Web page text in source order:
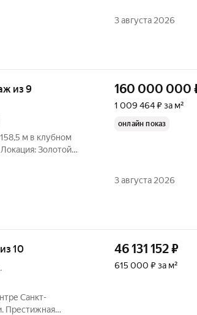
«Пулково»
3 августа 2026
из 9
м в клубном
Золотой
мастер-спальни
160 000 000
1 009 464 ₽ за м²
онлайн показ
3 августа 2026
10
Престижная
46 131 152₽
615 000 ₽ за м²